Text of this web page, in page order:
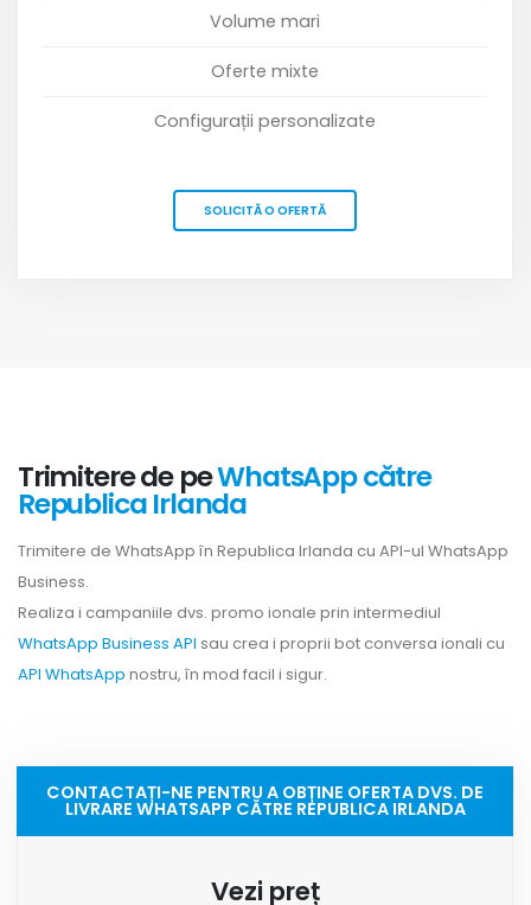
Volume mari
Oferte mixte
Configurații personalizate
SOLICITĂ O OFERTĂ
Trimitere de peWhatsApp către
Republica Irlanda
Trimitere de WhatsApp în Republica Irlanda cu API-ul WhatsApp
Business.
Realiza i campaniile dvs. promo ionale prin intermediul
WhatsApp Business API sau crea i proprii bot conversa ionali cu
API WhatsApp nostru, în mod facil i sigur.
CONTACTAȚI-NE PENTRU A OBȚINE OFERTA DVS. DE
LIVRARE WHATSAPP CĂTRE REPUBLICA IRLANDA
Vezi preț